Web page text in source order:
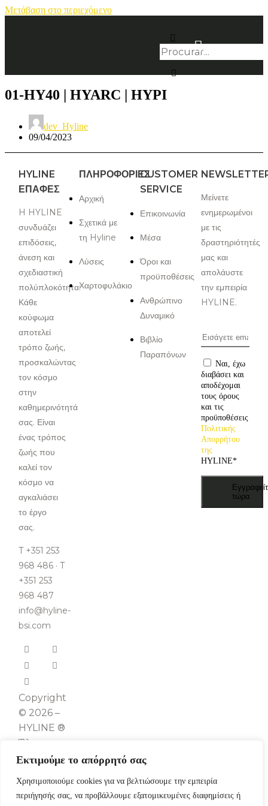
Εκτιμούμε το απόρρητό σας
Χρησιμοποιούμε cookies για να βελτιώσουμε την εμπειρία
περιήγησής σας, να προβάλλουμε εξατομικευμένες διαφημίσεις ή
Μετάβαση στο περιεχόμενο
01-HY40 | HYARC | HYPI
dev_Hyline
09/04/2023
HYLINE
ΕΠΑΦΈΣ
H HYLINE
συνδυάζει
επιδόσεις,
άνεση και
σχεδιαστική
πολύπλοκότητα:
Κάθε
κούφωμα
αποτελεί
τρόπο ζωής,
προσκαλώντας
τον κόσμο
στην
καθημερινότητά
σας. Είναι
ένας τρόπος
ζωής που
καλεί τον
κόσμο να
αγκαλιάσει
το έργο
σας.
T +351 253
968 486 · T
+351 253
968 487
info@hyline-
bsi.com
Copyright
© 2026 –
HYLINE ®
Όλα τα
δικαιώματα
ΠΛΗΡΟΦΟΡΙΕΣ
Αρχική
Σχετικά με
τη Hyline
Λύσεις
Χαρτοφυλάκιο
CUSTOMER
SERVICE
Επικοινωνία
Μέσα
Όροι και
προϋποθέσεις
Ανθρώπινο
Δυναμικό
Βιβλίο
Παραπόνων
Μείνετε
ενημερωμένοι
με τις
δραστηριότητές
μας και
απολάυστε
την εμπειρία
HYLINE.
Ναι, έχω
διαβάσει και
αποδέχομαι
τους όρους
και τις
προϋποθέσεις
Πολιτικής
Απορρήτου
της
HYLINE*
τώρα